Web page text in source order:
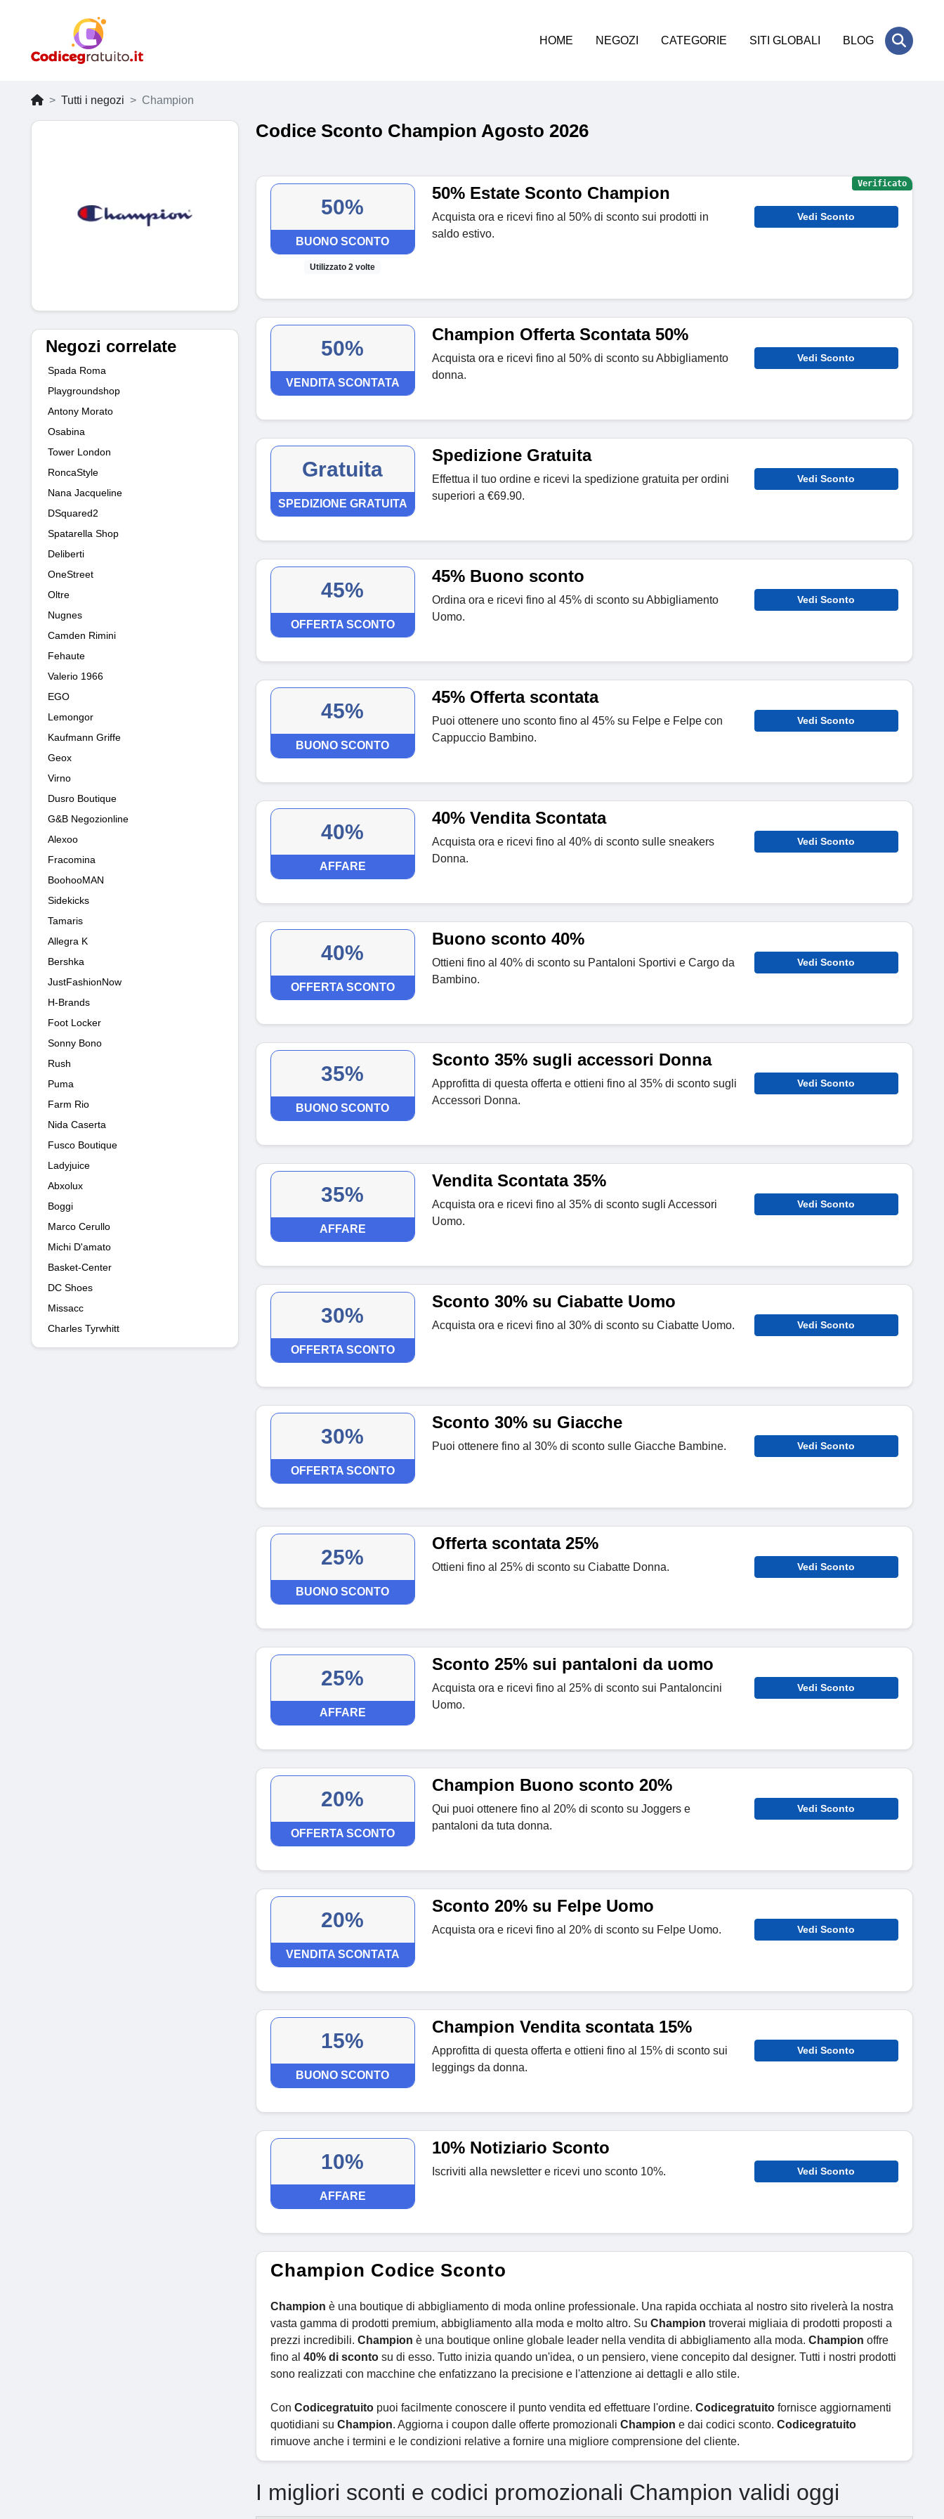
HOME NEGOZI CATEGORIE SITI GLOBALI BLOG
Tutti i negozi Champion
Negozi correlate
Spada Roma
Playgroundshop
Antony Morato
Osabina
Tower London
RoncaStyle
Nana Jacqueline
DSquared2
Spatarella Shop
Deliberti
OneStreet
Oltre
Nugnes
Camden Rimini
Fehaute
Valerio 1966
EGO
Lemongor
Kaufmann Griffe
Geox
Virno
Dusro Boutique
G&B Negozionline
Alexoo
Fracomina
BoohooMAN
Sidekicks
Tamaris
Allegra K
Bershka
JustFashionNow
H-Brands
Foot Locker
Sonny Bono
Rush
Puma
Farm Rio
Nida Caserta
Fusco Boutique
Ladyjuice
Abxolux
Boggi
Marco Cerullo
Michi D'amato
Basket-Center
DC Shoes
Missacc
Charles Tyrwhitt
Codice Sconto Champion Agosto 2026
50%
BUONO SCONTO
Utilizzato 2 volte
50% Estate Sconto Champion
Acquista ora e ricevi fino al 50% di sconto sui prodotti in
saldo estivo.
Vedi Sconto
Verificato
50%
VENDITA SCONTATA
Champion Offerta Scontata 50%
Acquista ora e ricevi fino al 50% di sconto su Abbigliamento
donna.
Vedi Sconto
Gratuita
SPEDIZIONE GRATUITA
Spedizione Gratuita
Effettua il tuo ordine e ricevi la spedizione gratuita per ordini
superiori a €69.90.
Vedi Sconto
45%
OFFERTA SCONTO
45% Buono sconto
Ordina ora e ricevi fino al 45% di sconto su Abbigliamento
Uomo.
Vedi Sconto
45%
BUONO SCONTO
45% Offerta scontata
Puoi ottenere uno sconto fino al 45% su Felpe e Felpe con
Cappuccio Bambino.
Vedi Sconto
40%
AFFARE
40% Vendita Scontata
Acquista ora e ricevi fino al 40% di sconto sulle sneakers
Donna.
Vedi Sconto
40%
OFFERTA SCONTO
Buono sconto 40%
Ottieni fino al 40% di sconto su Pantaloni Sportivi e Cargo da
Bambino.
Vedi Sconto
35%
BUONO SCONTO
Sconto 35% sugli accessori Donna
Approfitta di questa offerta e ottieni fino al 35% di sconto sugli
Accessori Donna.
Vedi Sconto
35%
AFFARE
Vendita Scontata 35%
Acquista ora e ricevi fino al 35% di sconto sugli Accessori
Uomo.
Vedi Sconto
30%
OFFERTA SCONTO
Sconto 30% su Ciabatte Uomo
Acquista ora e ricevi fino al 30% di sconto su Ciabatte Uomo. Vedi Sconto
30%
OFFERTA SCONTO
Sconto 30% su Giacche
Puoi ottenere fino al 30% di sconto sulle Giacche Bambine. Vedi Sconto
25%
BUONO SCONTO
Offerta scontata 25%
Ottieni fino al 25% di sconto su Ciabatte Donna. Vedi Sconto
25%
AFFARE
Sconto 25% sui pantaloni da uomo
Acquista ora e ricevi fino al 25% di sconto sui Pantaloncini
Uomo.
Vedi Sconto
20%
OFFERTA SCONTO
Champion Buono sconto 20%
Qui puoi ottenere fino al 20% di sconto su Joggers e
pantaloni da tuta donna.
Vedi Sconto
20%
VENDITA SCONTATA
Sconto 20% su Felpe Uomo
Acquista ora e ricevi fino al 20% di sconto su Felpe Uomo. Vedi Sconto
15%
BUONO SCONTO
Champion Vendita scontata 15%
Approfitta di questa offerta e ottieni fino al 15% di sconto sui
leggings da donna.
Vedi Sconto
10%
AFFARE
10% Notiziario Sconto
Iscriviti alla newsletter e ricevi uno sconto 10%. Vedi Sconto
Champion Codice Sconto
Champion è una boutique di abbigliamento di moda online professionale. Una rapida occhiata al nostro sito rivelerà la nostra
vasta gamma di prodotti premium, abbigliamento alla moda e molto altro. Su Champion troverai migliaia di prodotti proposti a
prezzi incredibili. Champion è una boutique online globale leader nella vendita di abbigliamento alla moda. Champion offre
fino al 40% di sconto su di esso. Tutto inizia quando un'idea, o un pensiero, viene concepito dal designer. Tutti i nostri prodotti
sono realizzati con macchine che enfatizzano la precisione e l'attenzione ai dettagli e allo stile.
Con Codicegratuito puoi facilmente conoscere il punto vendita ed effettuare l'ordine. Codicegratuito fornisce aggiornamenti
quotidiani su Champion. Aggiorna i coupon dalle offerte promozionali Champion e dai codici sconto. Codicegratuito
rimuove anche i termini e le condizioni relative a fornire una migliore comprensione del cliente.
I migliori sconti e codici promozionali Champion validi oggi